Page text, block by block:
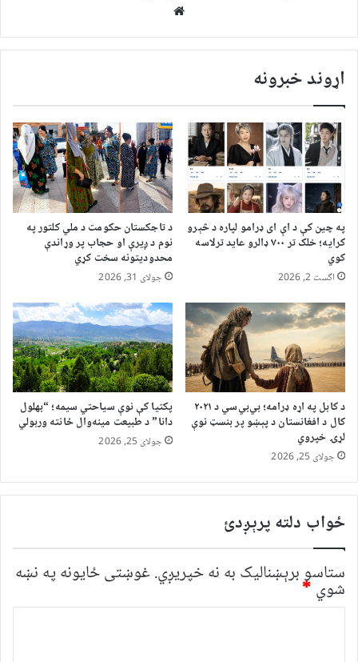
اړوند خبرونه
په چین کې د اې ای ډرامو لپاره د څېرو
کرایه؛ خلک تر ۷۰۰ ډالرو عاید ترلاسه
کوي
اگست 2, 2026
د تاجکستان حکومت د ملي کلتور په
نوم د ږیرې او حجاب پر وړاندې
محدودیتونه سخت کړي
جولای 31, 2026
د کابل په اړه ډرامه؛ بي‌بي‌سي د ۲۰۲۱
کال د افغانستان د پېښو پر بنسټ نوې
لړۍ خپروي
جولای 25, 2026
پکتیا کې نوې سیاحتي سیمه؛ “بهلول
دانا” د طبیعت مینه‌وال ځانته وربولي
جولای 25, 2026
ځواب دلته پرېږدئ
ستاسو برېښناليک به نه خپريږي. غوښتى ځایونه په نښه
شوي *